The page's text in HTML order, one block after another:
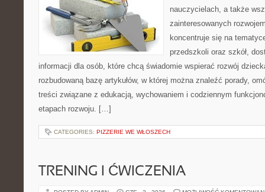
nauczycielach, a także
zainteresowanych
koncentruje się na
przedszkoli oraz szkół,
informacji dla osób, które chcą świadomie wspierać rozwój
rozbudowaną bazę artykułów, w której można znaleźć porady,
treści związane z edukacją, wychowaniem i codziennym
etapach rozwoju. […]
CATEGORIES: PIZZERIE WE WŁOSZECH
TRENING I ĆWICZENIA